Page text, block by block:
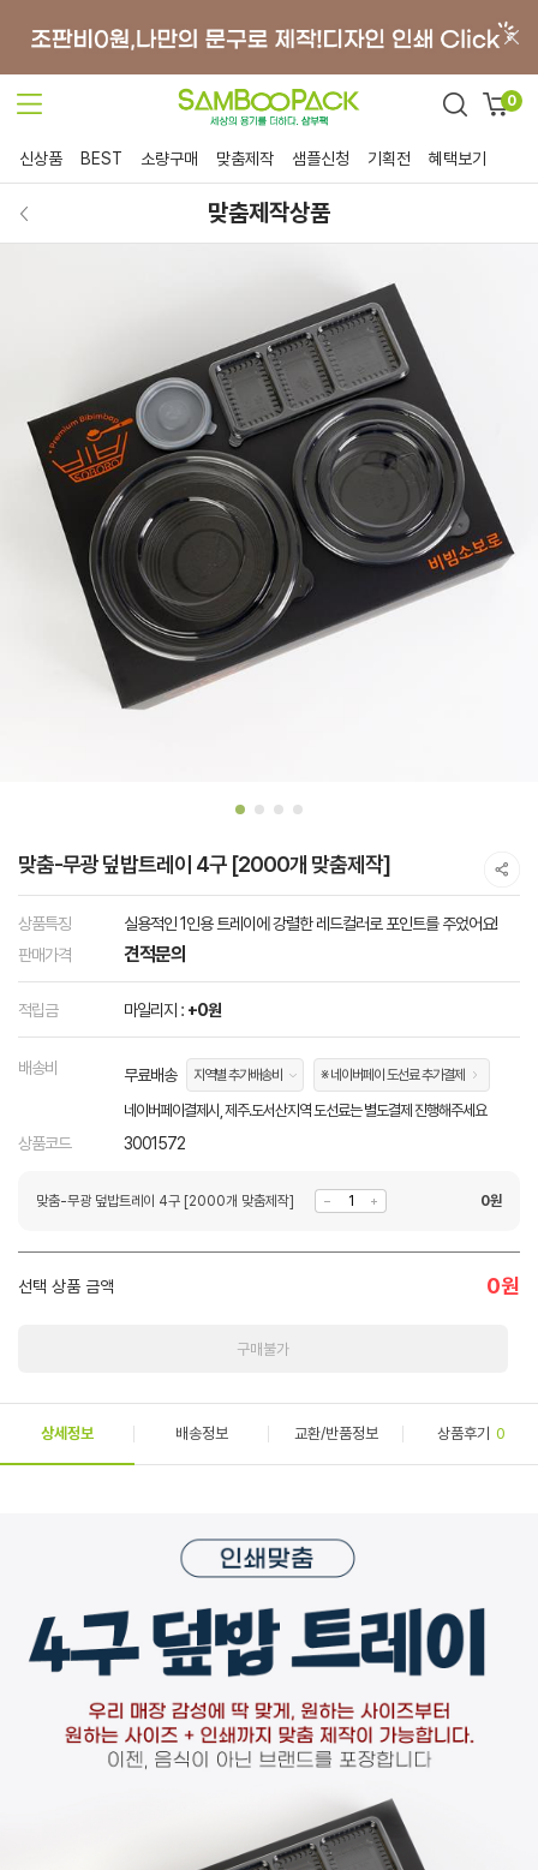
0
신상품 BEST 소량구매 맞춤제작 샘플신청 기획전 혜택보기
맞춤제작상품
맞춤-무광 덮밥트레이 4구 [2000개 맞춤제작]
상품특징
실용적인 1인용 트레이에 강렬한 레드컬러로 포인트를 주었어요!
판매가격
견적문의
적립금 마일리지 : +0원
배송비 무료배송 지역별 추가배송비 ※ 네이버페이 도선료 추가결제
네이버페이결제시, 제주.도서산지역 도선료는 별도결제 진행해주세요
상품코드 3001572
맞춤-무광 덮밥트레이 4구 [2000개 맞춤제작] 0원
선택 상품 금액 0원
구매불가
상세정보 배송정보 교환/반품정보 상품후기 0